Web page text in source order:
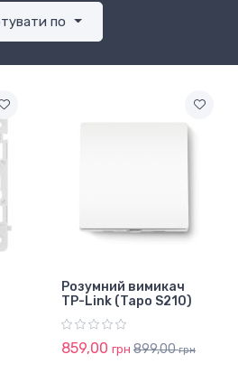
по
Розумний вимикач
TP-Link (Tapo S210)
859,00 грн 899,00грн